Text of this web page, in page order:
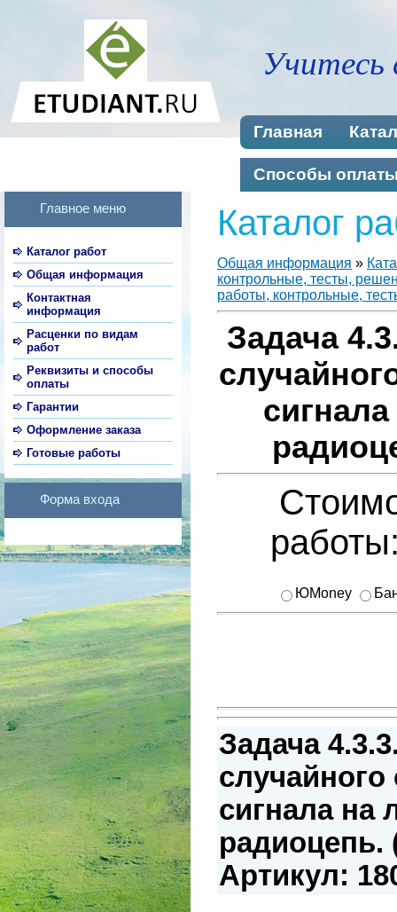
Учитесь
Главная
Способы
Главное меню
Каталог работ
Общая информация
Контактная
информация
Расценки по видам
работ
Реквизиты и способы
оплаты
Гарантии
Оформление заказа
Готовые работы
Форма входа
Каталог
Общая информация »
контрольные, тесты,
работы, контрольные,
Задача
ЮMoney
Задача
случайного
сигнала на
радиоцепь.
Артикул: